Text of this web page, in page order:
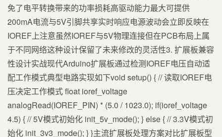
免了电平转换带来的功率损耗高驱动能力最大可提供
200mA电流与5V引脚共享实时响应电源波动会立即反映在
IOREF上注意虽然IOREF与5V物理连接但在PCB布局上属
于不同网络这种设计保留了未来修改的灵活性3. 扩展板兼容
性设计实战现代Arduino扩展板通过检测IOREF电压自动适
配工作模式典型电路实现如下void setup() { // 读取IOREF电
压决定工作模式 float ioref_voltage
analogRead(IOREF_PIN) * (5.0 / 1023.0); if(ioref_voltage
4.5) { // 5V模式初始化 init_5v_mode(); } else { // 3.3V模式初
始化 init_3v3_mode(); } }主流扩展板处理方案对比扩展板型